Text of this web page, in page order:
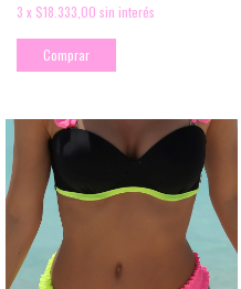
3 x $18.333,00 sin interés
Comprar